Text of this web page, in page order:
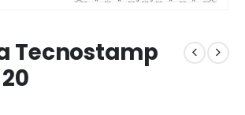
Tecnostamp